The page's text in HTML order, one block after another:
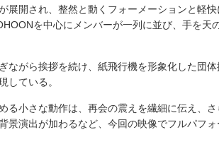
展開され、整然と動くフォーメーションと軽
を中心にメンバーが一列に並び、手を天
ながら挨拶を続け、紙飛行機を形象化した団体
している。
る小さな動作は、再会の震えを繊細に伝え、
景演出が加わるなど、今回の映像でフルパフ